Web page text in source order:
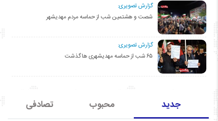
گزارش تصویری:
شصت و هشتمین شب از حماسه مردم مهدیشهر
گزارش تصویری:
۶۵ شب از حماسه مهدیشهری ها گذشت
جدید محبوب تصادفی